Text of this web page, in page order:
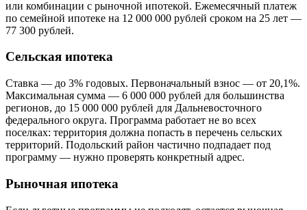
или комбинации с рыночной ипотекой. Ежемесячный платеж
по семейной ипотеке на 12 000 000 рублей сроком на 25 лет —
77 300 рублей.
Сельская ипотека
Ставка — до 3% годовых. Первоначальный взнос — от 20,1%.
Максимальная сумма — 6 000 000 рублей для большинства
регионов, до 15 000 000 рублей для Дальневосточного
федерального округа. Программа работает не во всех
поселках: территория должна попасть в перечень сельских
территорий. Подольский район частично подпадает под
программу — нужно проверять конкретный адрес.
Рыночная ипотека